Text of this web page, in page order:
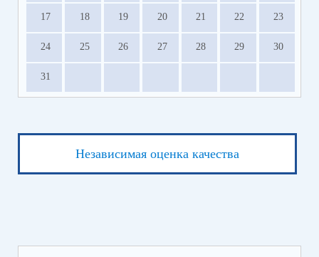
17 18 19 20 21 22 23
24 25 26 27 28 29 30
31
Независимая оценка качества